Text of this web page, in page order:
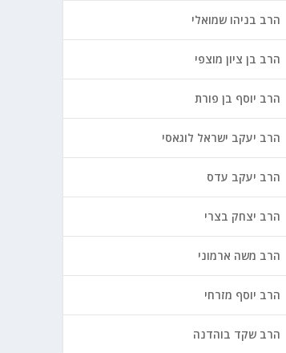
הרב בניהו שמואלי
הרב בן ציון מוצפי
הרב יוסף בן פורת
הרב יעקב ישראל לוגאסי
הרב יעקב עדס
הרב יצחק בצרי
הרב משה ארמוני
הרב יוסף מזרחי
הרב שקד בוהדנה